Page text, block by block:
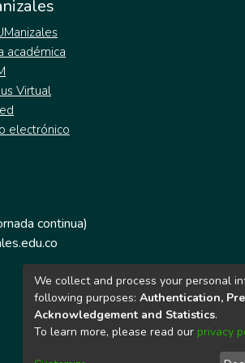
académica
Virtual
electrónico
continua)
We collect and process your personal
following purposes: Authentication,
Acknowledgement and Statistics.
To learn more, please read our privacy